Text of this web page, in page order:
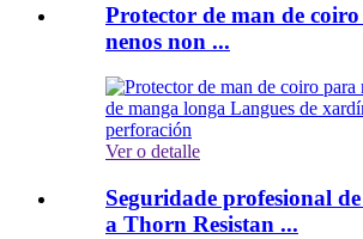
Protector de man de
nenos non ...
Ver o detalle
Seguridade profesional
a Thorn Resistan ...